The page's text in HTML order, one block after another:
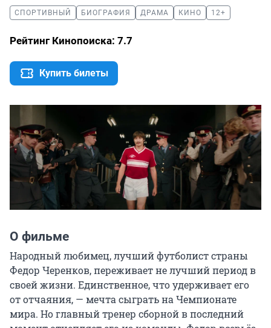
СПОРТИВНЫЙ БИОГРАФИЯ ДРАМА КИНО 12+
Рейтинг Кинопоиска: 7.7
Купить билеты
О фильме
Народный любимец, лучший футболист страны
Федор Черенков, переживает не лучший период в
своей жизни. Единственное, что удерживает его
от отчаяния, — мечта сыграть на Чемпионате
мира. Но главный тренер сборной в последний